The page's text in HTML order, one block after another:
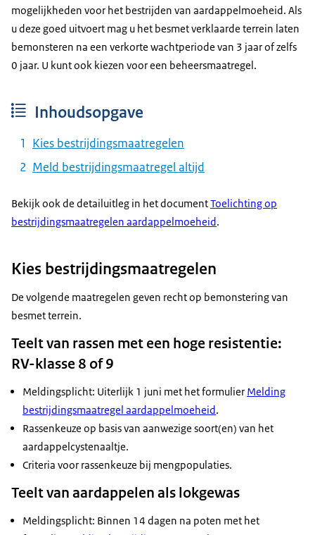
mogelijkheden voor het bestrijden van aardappelmoeheid. Als
u deze goed uitvoert mag u het besmet verklaarde terrein laten
bemonsteren na een verkorte wachtperiode van 3 jaar of zelfs
0 jaar. U kunt ook kiezen voor een beheersmaatregel.
Inhoudsopgave
Kies bestrijdingsmaatregelen
Meld bestrijdingsmaatregel altijd
Bekijk ook de detailuitleg in het documentToelichting op
bestrijdingsmaatregelen aardappelmoeheid.
Kies bestrijdingsmaatregelen
De volgende maatregelen geven recht op bemonstering van
besmet terrein.
Teelt van rassen met een hoge resistentie:
RV-klasse 8 of 9
Meldingsplicht: Uiterlijk 1 juni met het formulier Melding
bestrijdingsmaatregel aardappelmoeheid.
Rassenkeuze op basis van aanwezige soort(en) van het
aardappelcystenaaltje.
Criteria voor rassenkeuze bij mengpopulaties.
Teelt van aardappelen als lokgewas
Meldingsplicht: Binnen 14 dagen na poten met het